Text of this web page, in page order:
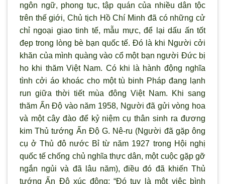
ngôn ngữ, phong tục, tập quán của nhiều dân tộc
trên thế giới, Chủ tịch Hồ Chí Minh đã có những cử
chỉ ngoại giao tinh tế, mẫu mực, để lại dấu ấn tốt
đẹp trong lòng bè bạn quốc tế. Đó là khi Người cởi
khăn của mình quàng vào cổ một bạn người Đức bị
ho khi thăm Việt Nam. Có khi là hành động nghĩa
tình cởi áo khoác cho một tù binh Pháp đang lạnh
run giữa thời tiết mùa đông Việt Nam. Khi sang
thăm Ấn Độ vào năm 1958, Người đã gửi vòng hoa
và một cây đào để kỷ niệm cụ thân sinh ra đương
kim Thủ tướng Ấn Độ G. Nê-ru (Người đã gặp ông
cụ ở Thủ đô nước Bỉ từ năm 1927 trong Hội nghị
quốc tế chống chủ nghĩa thực dân, một cuộc gặp gỡ
ngắn ngủi và đã lâu năm), điều đó đã khiến Thủ
tướng Ấn Độ xúc động: “Đó tuy là một việc bình